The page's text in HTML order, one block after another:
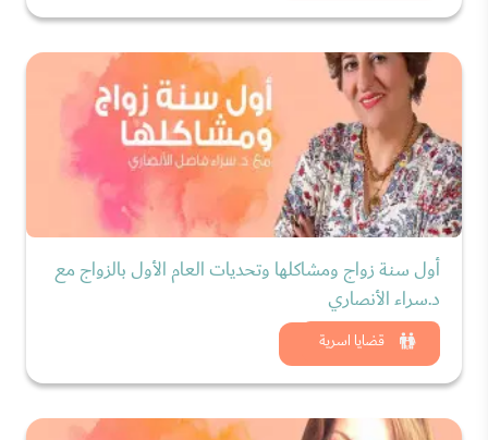
قضايا اسرية
أول سنة زواج ومشاكلها وتحديات العام الأول بالزواج مع
د.سراء الأنصاري
شاهد الان